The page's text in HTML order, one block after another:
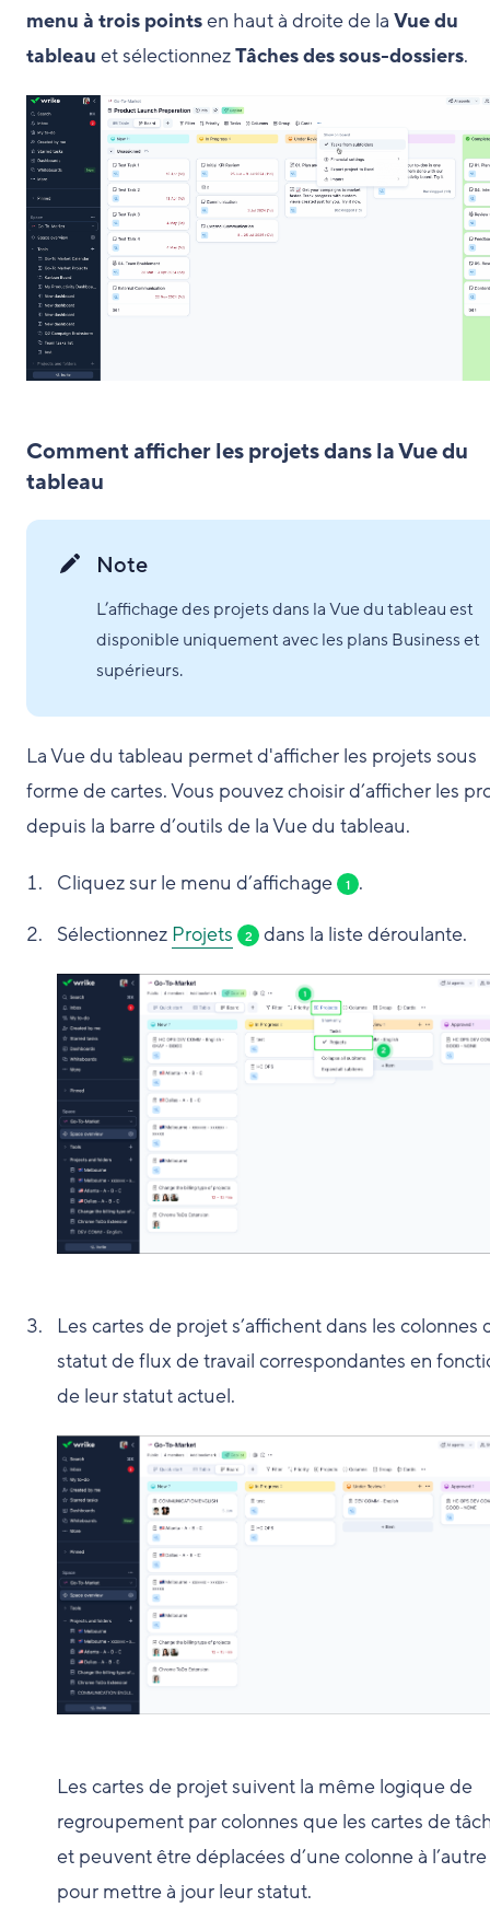
menu à trois pointsen haut à droite de la Vue du
tableau et sélectionnezTâches des sous-dossiers.
Comment afficher les projets dans la Vue du
tableau
Note
L’affichage des projets dans la Vue du tableau est
disponible uniquement avec les plans Business et
supérieurs.
La Vue du tableau permet d'afficher les projets sous
forme de cartes. Vous pouvez choisir d’afficher les
depuis la barre d’outils de la Vue du tableau.
Cliquez sur le menu d’affichage 1 .
Sélectionnez Projets 2 dans la liste déroulante.
Les cartes de projet s’affichent dans les colonnes
statut de flux de travail correspondantes en
de leur statut actuel.
Les cartes de projet suivent la même logique de
regroupement par colonnes que les cartes de
et peuvent être déplacées d’une colonne à l’autre
pour mettre à jour leur statut.